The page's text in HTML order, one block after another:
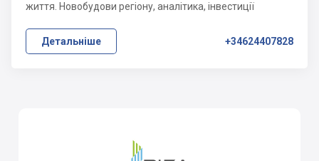
життя. Новобудови регіону, аналітика, інвестиції
Детальніше +34624407828